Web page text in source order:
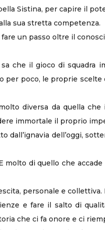
Sistina, per capire il
sua stretta competenza.
un passo oltre il
che il gioco di squadra
poco, le proprie
diversa da quella
immortale il proprio
dell’oggi,
di quello che
personale e
e fare il salto di
che ci fa onore e ci